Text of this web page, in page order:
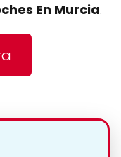
En Murcia.